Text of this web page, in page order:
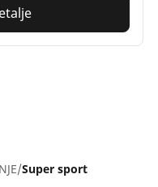
Super sport